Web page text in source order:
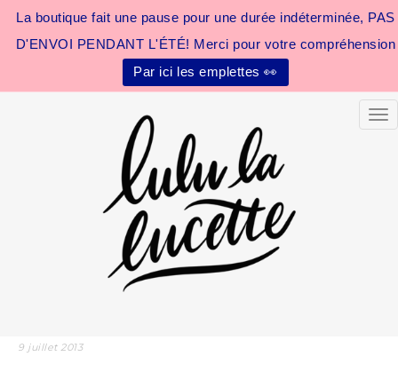
La boutique fait une pause pour une durée indéterminée, PAS
D'ENVOI PENDANT L'ÉTÉ! Merci pour votre compréhension
Par ici les emplettes 👀
9 juillet 2013